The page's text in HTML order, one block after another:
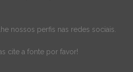
nossos perfis nas redes sociais.
cite a fonte por favor!